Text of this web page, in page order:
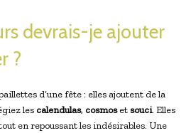
devrais-je ajouter
?
d’une fête : elles ajoutent de la
les calendulas, cosmosetsouci. Elles
en repoussant les indésirables. Une